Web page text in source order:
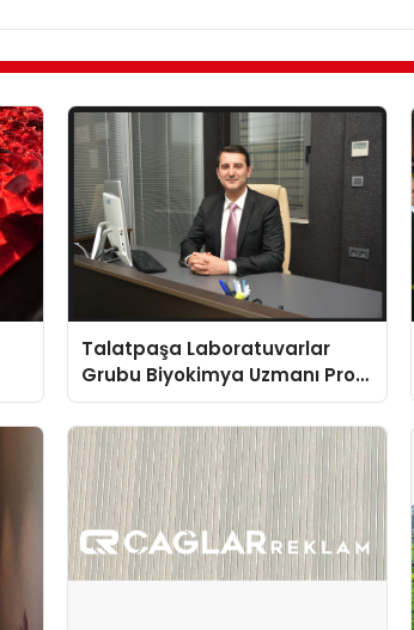
Talatpaşa Laboratuvarlar
Grubu Biyokimya Uzmanı Prof.
Dr. Ahmet Var